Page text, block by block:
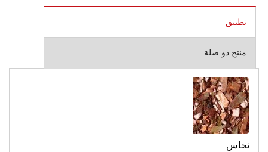
تطبيق
منتج ذو صلة
نحاس